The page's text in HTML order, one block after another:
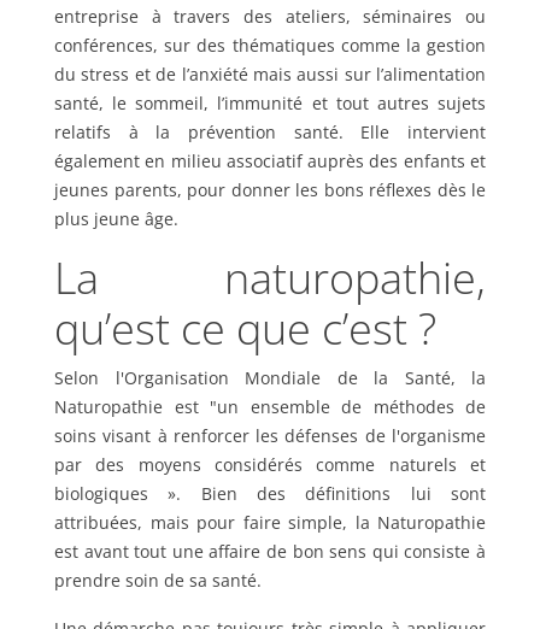
entreprise à travers des ateliers, séminaires ou
conférences, sur des thématiques comme la gestion
du stress et de l’anxiété mais aussi sur l’alimentation
santé, le sommeil, l’immunité et tout autres sujets
relatifs à la prévention santé. Elle intervient
également en milieu associatif auprès des enfants et
jeunes parents, pour donner les bons réflexes dès le
plus jeune âge.
La naturopathie,
qu’est ce que c’est ?
Selon l'Organisation Mondiale de la Santé, la
Naturopathie est "un ensemble de méthodes de
soins visant à renforcer les défenses de l'organisme
par des moyens considérés comme naturels et
biologiques ». Bien des définitions lui sont
attribuées, mais pour faire simple, la Naturopathie
est avant tout une affaire de bon sens qui consiste à
prendre soin de sa santé.